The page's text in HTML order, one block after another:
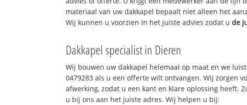
materiaal van uw dakkapel bepaalt niet alleen het
Wij kunnen u voorzien in het juiste advies zodat ude
Dakkapel specialist in Dieren
Wij bouwen uw dakkapel helemaal op maat en we
0479283 als u een offerte wilt ontvangen. Wij zorgen
afwerking, zodat u een kant en klare oplossing heeft.
u bij ons aan het juiste adres. Wij helpen u bij: